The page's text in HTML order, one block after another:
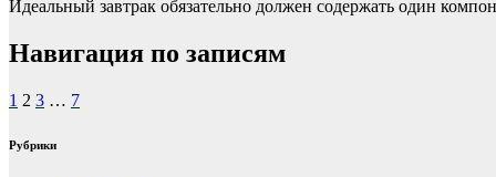
Идеальный завтрак обязательно должен содержать один
Навигация по записям
1 2 3 … 7
Рубрики